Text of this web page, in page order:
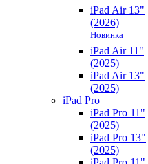
iPad Air 13"
(2026)
Новинка
iPad Air 11"
(2025)
iPad Air 13"
(2025)
iPad Pro
iPad Pro 11"
(2025)
iPad Pro 13"
(2025)